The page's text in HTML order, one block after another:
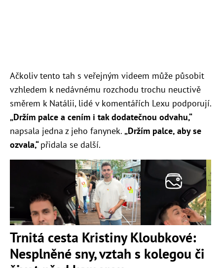
Ačkoliv tento tah s veřejným videem může působit
vzhledem k nedávnému rozchodu trochu neuctivě
směrem k Natálii, lidé v komentářích Lexu podporují.
„Držím palce a cením i tak dodatečnou odvahu,“
napsala jedna z jeho fanynek. „Držím palce, aby se
ozvala,“přidala se další.
Trnitá cesta Kristiny Kloubkové:
Nesplněné sny, vztah s kolegou či